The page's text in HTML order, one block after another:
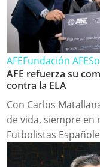
AFEFundación AFE
AFE refuerza su
contra la ELA
Con Carlos
de vida, siempre en
Futbolistas